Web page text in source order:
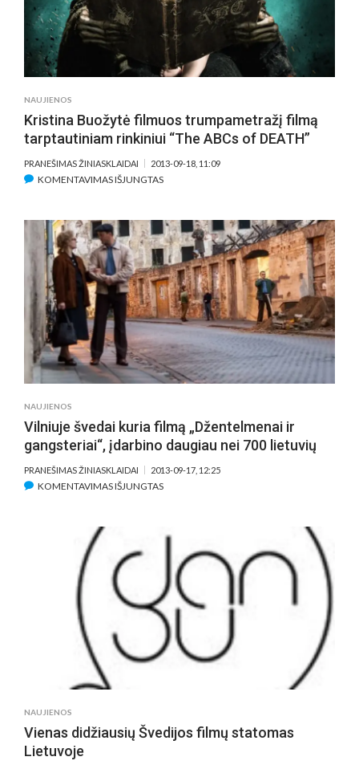
NAUJIENOS
Kristina Buožytė filmuos trumpametražį filmą
tarptautiniam rinkiniui “The ABCs of DEATH”
PRANEŠIMAS ŽINIASKLAIDAI 2013-09-18, 11:09
KOMENTAVIMAS IŠJUNGTASĮRAŠE
FILMUOS
TRUMPAMETRAŽĮ
FILMĄ
TARPTAUTINIAM
RINKINIUI
“THE
OF
DEATH”
NAUJIENOS
Vilniuje švedai kuria filmą „Džentelmenai ir
gangsteriai“, įdarbino daugiau nei 700 lietuvių
PRANEŠIMAS ŽINIASKLAIDAI 2013-09-17, 12:25
KOMENTAVIMAS IŠJUNGTASĮRAŠE
KURIA
FILMĄ
„DŽENTELMENAI
IR
GANGSTERIAI“,
ĮDARBINO
DAUGIAU
NEI
NAUJIENOS
Vienas didžiausių Švedijos filmų statomas
Lietuvoje